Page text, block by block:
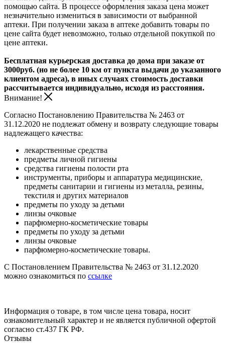
помощью сайта. В процессе оформления заказа цена может
незначительно измениться в зависимости от выбранной
аптеки. При получении заказа в аптеке добавить товары по
цене сайта будет невозможно, только отдельной покупкой по
цене аптеки.
Бесплатная курьерская доставка до дома при заказе от
3000руб. (но не более 10 км от пункта выдачи до указанного
клиентом адреса), в иных случаях стоимость доставки
рассчитывается индивидуально, исходя из расстояния.
Внимание!
Согласно Постановлению Правительства № 2463 от
31.12.2020 не подлежат обмену и возврату следующие товары
надлежащего качества:
лекарственные средства
предметы личной гигиены
средства гигиены полости рта
инструменты, приборы и аппаратура медицинские,
предметы санитарии и гигиены из металла, резины,
текстиля и других материалов
предметы по уходу за детьми
линзы очковые
парфюмерно-косметические товары
предметы по уходу за детьми
линзы очковые
парфюмерно-косметические товары.
С Постановлением Правительства № 2463 от 31.12.2020
можно ознакомиться по ссылке
Информация о товаре, в том числе цена товара, носит
ознакомительный характер и не является публичной офертой
согласно ст.437 ГК РФ.
Отзывы